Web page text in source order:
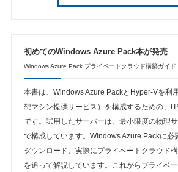
初めてのWindows Azure Pack本が発売
Windows Azure Pack プライベートクラウド構築ガイド
本書は、Windows Azure PackとHyper-Vを利
想マシン提供サービス）を構成するための、
です。試用したサーバーは、最小限度の物理
で構成しています。Windows Azure Packに必
ダウンロード、実際にプライベートクラウド
を追って解説しています。これからプライベ